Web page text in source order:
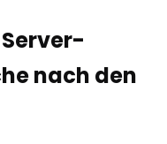
nach den